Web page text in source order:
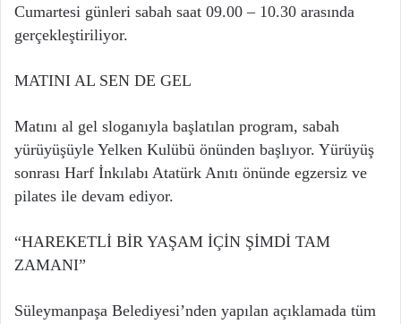
Cumartesi günleri sabah saat 09.00 – 10.30 arasında
gerçekleştiriliyor.
MATINI AL SEN DE GEL
Matını al gel sloganıyla başlatılan program, sabah
yürüyüşüyle Yelken Kulübü önünden başlıyor. Yürüyüş
sonrası Harf İnkılabı Atatürk Anıtı önünde egzersiz ve
pilates ile devam ediyor.
“HAREKETLİ BİR YAŞAM İÇİN ŞİMDİ TAM
ZAMANI”
Süleymanpaşa Belediyesi’nden yapılan açıklamada tüm